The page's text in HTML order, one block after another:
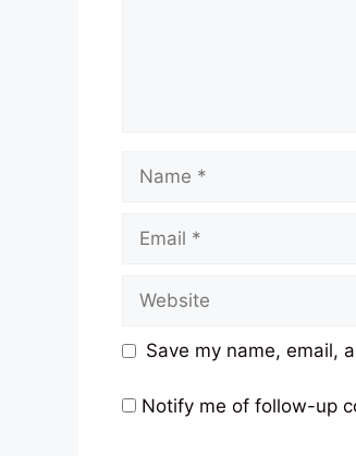
Name
Email
Website
Save my name, email,
Notify me of follow-up